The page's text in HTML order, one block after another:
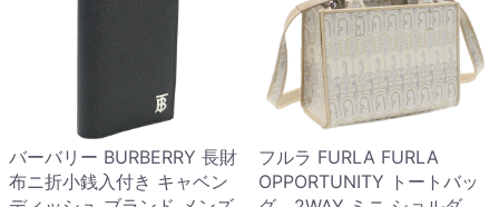
バーバリー BURBERRY 長財
布ニ折小銭入付き キャベン
フルラ FURLA FURLA
OPPORTUNITY トートバッ